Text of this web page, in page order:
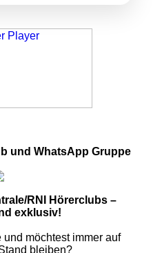
und WhatsApp Gruppe
RNI Hörerclubs –
exklusiv!
möchtest immer auf
bleiben?